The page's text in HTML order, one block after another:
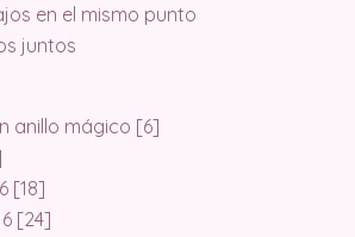
en el mismo punto
juntos
anillo mágico [6]
[18]
[24]